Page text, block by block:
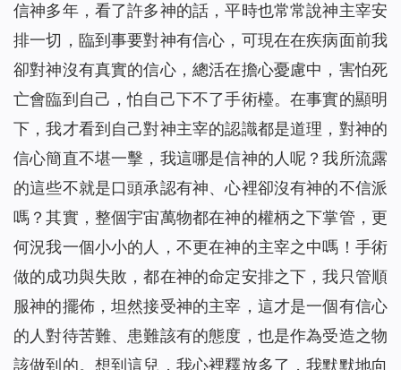
信神多年，看了許多神的話，平時也常常說神主宰安
排一切，臨到事要對神有信心，可現在在疾病面前我
卻對神沒有真實的信心，總活在擔心憂慮中，害怕死
亡會臨到自己，怕自己下不了手術檯。在事實的顯明
下，我才看到自己對神主宰的認識都是道理，對神的
信心簡直不堪一擊，我這哪是信神的人呢？我所流露
的這些不就是口頭承認有神、心裡卻沒有神的不信派
嗎？其實，整個宇宙萬物都在神的權柄之下掌管，更
何況我一個小小的人，不更在神的主宰之中嗎！手術
做的成功與失敗，都在神的命定安排之下，我只管順
服神的擺佈，坦然接受神的主宰，這才是一個有信心
的人對待苦難、患難該有的態度，也是作為受造之物
該做到的。想到這兒，我心裡釋放多了，我默默地向